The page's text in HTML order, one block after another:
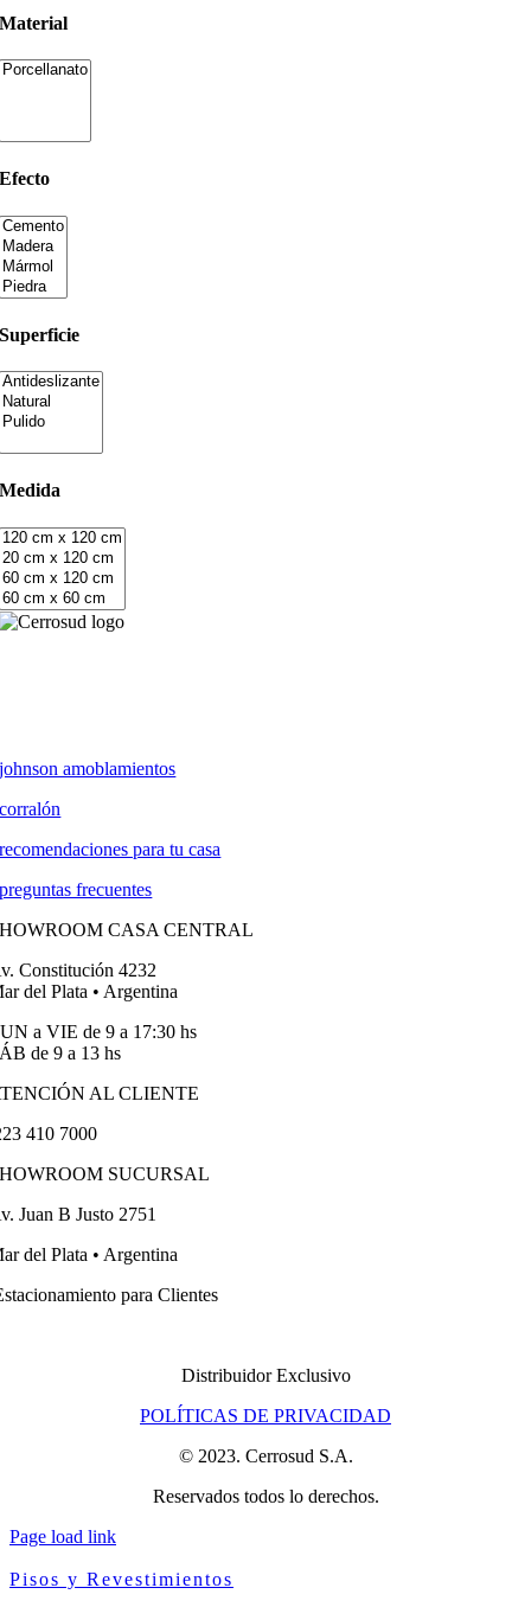
Material
Efecto
Superficie
Medida
johnson amoblamientos
corralón
recomendaciones para tu casa
preguntas frecuentes
CASA CENTRAL
Constitución 4232
del Plata • Argentina
a VIE de 9 a 17:30 hs
de 9 a 13 hs
AL CLIENTE
410 7000
SUCURSAL
Juan B Justo 2751
del Plata • Argentina
para Clientes
Distribuidor Exclusivo
POLÍTICAS DE PRIVACIDAD
© 2023. Cerrosud S.A.
Reservados todos lo derechos.
Page load link
Pisos y Revestimientos